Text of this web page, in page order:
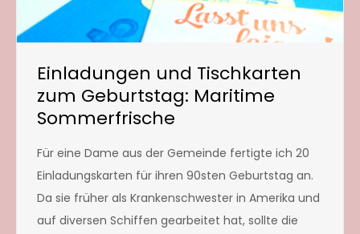
Einladungen und Tischkarten
zum Geburtstag: Maritime
Sommerfrische
Für eine Dame aus der Gemeinde fertigte ich 20
Einladungskarten für ihren 90sten Geburtstag an.
Da sie früher als Krankenschwester in Amerika und
auf diversen Schiffen gearbeitet hat, sollte die